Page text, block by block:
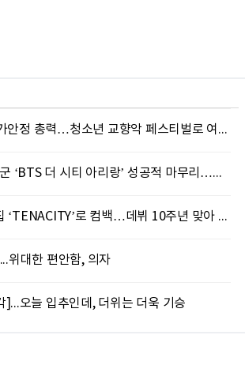
성남시, 휴가철 물가안정 총력…청소년 교향악 페스티벌로 여름 문화도시 만든다
BTS, 뉴욕 전역 달군 ‘BTS 더 시티 아리랑’ 성공적 마무리…도시 전역서 호응
SF9, 26일 정규 2집 ‘TENACITY’로 컴백…데뷔 10주년 맞아 다채로운 활동 예고
위대한 편안함, 의자
]...오늘 입추인데, 더위는 더욱 기승